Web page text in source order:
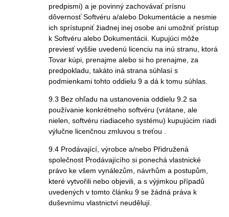
predpismi) a je povinný zachovávať prísnu
dôvernosť Softvéru a/alebo Dokumentácie a nesmie
ich sprístupniť žiadnej inej osobe ani umožniť prístup
k Softvéru alebo Dokumentácii. Kupujúci môže
previesť vyššie uvedenú licenciu na inú stranu, ktorá
Tovar kúpi, prenajme alebo si ho prenajme, za
predpokladu, takáto iná strana súhlasí s
podmienkami tohto oddielu 9 a dá k tomu súhlas.
9.3 Bez ohľadu na ustanovenia oddielu 9.2 sa
používanie konkrétneho softvéru (vrátane, ale
nielen, softvéru riadiaceho systému) kupujúcim riadi
výlučne licenčnou zmluvou s treťou .
9.4 Prodávající, výrobce a/nebo Přidružená
společnost Prodávajícího si ponechá vlastnické
právo ke všem vynálezům, návrhům a postupům,
které vytvořili nebo objevili, a s výjimkou případů
uvedených v tomto článku 9 se žádná práva k
duševnímu vlastnictví neudělují.